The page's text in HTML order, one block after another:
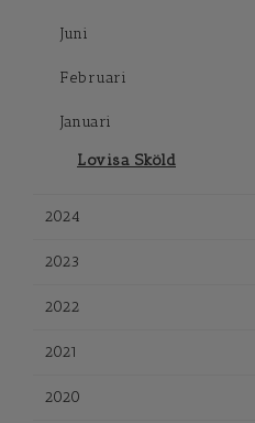
Juni
Februari
Januari
Lovisa Sköld
2024
2023
2022
2021
2020